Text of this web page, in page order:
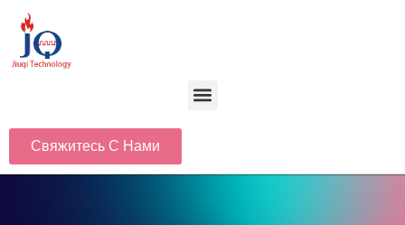
Свяжитесь С Нами